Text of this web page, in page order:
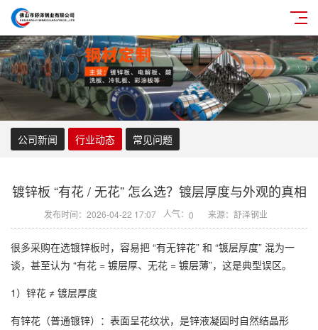
公司新闻 行业动态 常见问题
镀锌板 “有花 / 无花” 怎么选？镀层厚度与外观的真相
发布时间：2026-04-22 17:07 人气： 0 来源：舒泽钢业
很多采购在选镀锌板时，容易把 “有无锌花” 和 “镀层厚度” 混为一
谈，甚至认为 “有花 = 镀层厚、无花 = 镀层薄”，这是典型误区。
1）锌花 ≠ 镀层厚度
有锌花（普通镀锌）：表面呈花纹状，是锌液凝固时自然结晶形